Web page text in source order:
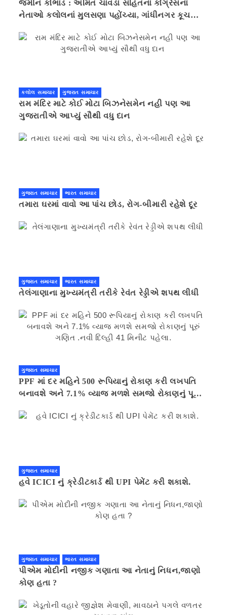
જમીન કૌભાંડ : અમિત ચાવડા સહિતનાં કોંગ્રેસના
નેતાઓ કલોલનાં મુલસણા પહોંચ્યા, ગાંધીનગર કૂચ
કલોલ સમાચાર ગુજરાત સમાચાર
રામ મંદિર માટે કોઈ મોટા બિઝનેસમેન નહી પણ આ
ગુજરાતીએ આપ્યું સૌથી વધુ દાન
ગુજરાત સમાચાર ભારત સમાચાર
તમારા ઘરમાં વાવો આ પાંચ છોડ, રોગ-બીમારી રહેશે દૂર
ગુજરાત સમાચાર ભારત સમાચાર
તેલંગાણાના મુખ્યમંત્રી તરીકે રેવંત રેડ્ડીએ શપથ લીધી
ગુજરાત સમાચાર
PPF માં દર મહિને 500 રૂપિયાનું રોકાણ કરી લખપતિ
બનાવશે અને 7.1% વ્યાજ મળશે સમજો રોકાણનું પૂરું
ગુજરાત સમાચાર
હવે ICICI નું ક્રેડીટકાર્ડ થી UPI પેમેંટ કરી શકાશે.
ગુજરાત સમાચાર ભારત સમાચાર
પીએમ મોદીની નજીક ગણાતા આ નેતાનું નિધન,જાણો
કોણ હતા ?